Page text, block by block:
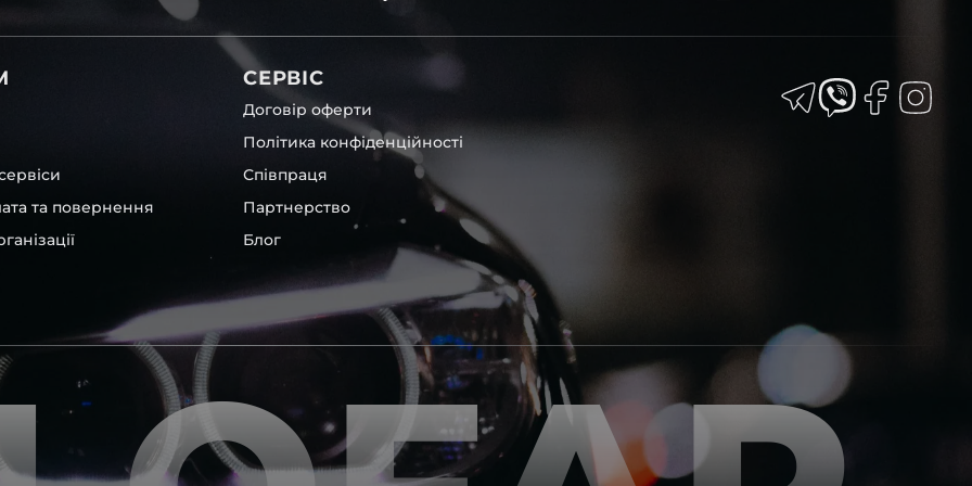
та унікальні.
офісі та оптовому
– на всіх
– для швидкої
будь-які
пару чи комплект.
перевіряють та
та повернення
СЕРВІС
Договір оферти
Політика конфіденційності
Співпраця
Партнерство
Блог